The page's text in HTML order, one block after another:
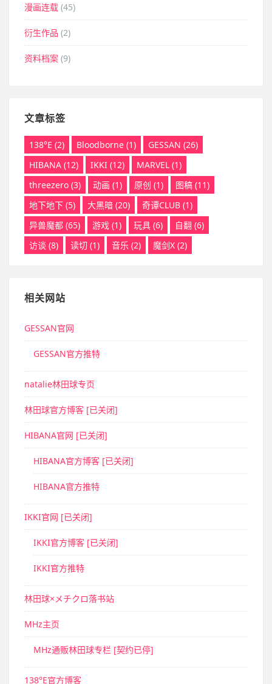
漫画连载 (45)
衍生作品 (2)
资料档案 (9)
文章标签
138°E (2) Bloodborne (1) GESSAN (26)
HIBANA (12) IKKI (12) MARVEL (1)
threezero (3) 动画 (1) 原创 (1) 图稿 (11)
地下地下 (5) 大黑暗 (20) 奇谭CLUB (1)
异兽魔都 (65) 游戏 (1) 玩具 (6) 自翻 (6)
访谈 (8) 读切 (1) 音乐 (2) 魔剑X (2)
相关网站
GESSAN官网
GESSAN官方推特
natalie林田球专页
林田球官方博客 [已关闭]
HIBANA官网 [已关闭]
HIBANA官方博客 [已关闭]
HIBANA官方推特
IKKI官网 [已关闭]
IKKI官方博客 [已关闭]
IKKI官方推特
林田球×メチクロ落书站
MHz主页
MHz通贩林田球专栏 [契约已停]
138°E官方博客